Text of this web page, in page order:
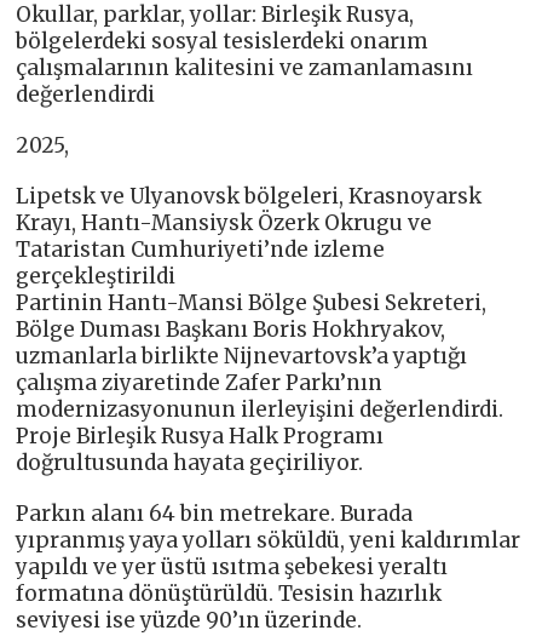
Okullar, parklar, yollar: Birleşik Rusya,
bölgelerdeki sosyal tesislerdeki onarım
çalışmalarının kalitesini ve zamanlamasını
değerlendirdi
2025,
Lipetsk ve Ulyanovsk bölgeleri, Krasnoyarsk
Krayı, Hantı-Mansiysk Özerk Okrugu ve
Tataristan Cumhuriyeti’nde izleme
gerçekleştirildi
Partinin Hantı-Mansi Bölge Şubesi Sekreteri,
Bölge Duması Başkanı Boris Hokhryakov,
uzmanlarla birlikte Nijnevartovsk’a yaptığı
çalışma ziyaretinde Zafer Parkı’nın
modernizasyonunun ilerleyişini değerlendirdi.
Proje Birleşik Rusya Halk Programı
doğrultusunda hayata geçiriliyor.
Parkın alanı 64 bin metrekare. Burada
yıpranmış yaya yolları söküldü, yeni kaldırımlar
yapıldı ve yer üstü ısıtma şebekesi yeraltı
formatına dönüştürüldü. Tesisin hazırlık
seviyesi ise yüzde 90’ın üzerinde.